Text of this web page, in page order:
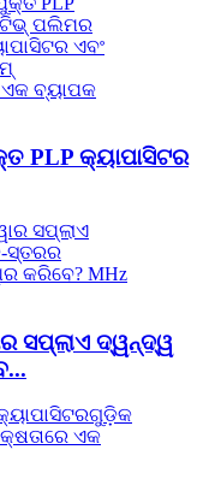
PLP କ୍ୟାପାସିଟର
ସପ୍ଲାଏ ଦ୍ୱନ୍ଦ୍ୱ